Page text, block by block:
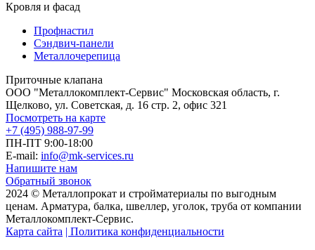
Кровля и фасад
Профнастил
Сэндвич-панели
Металлочерепица
Приточные клапана
ООО "Металлокомплект-Сервис" Московская область, г.
Щелково, ул. Советская, д. 16 стр. 2, офис 321
Посмотреть на карте
+7 (495) 988-97-99
ПН-ПТ 9:00-18:00
E-mail: info@mk-services.ru
Напишите нам
Обратный звонок
2024 © Металлопрокат и стройматериалы по выгодным
ценам. Арматура, балка, швеллер, уголок, труба от компании
Металлокомплект-Сервис.
Карта сайта | Политика конфиденциальности